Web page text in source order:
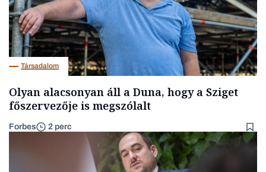
Társadalom
Olyan alacsonyan áll a Duna, hogy a Sziget
főszervezője is megszólalt
Forbes 2 perc